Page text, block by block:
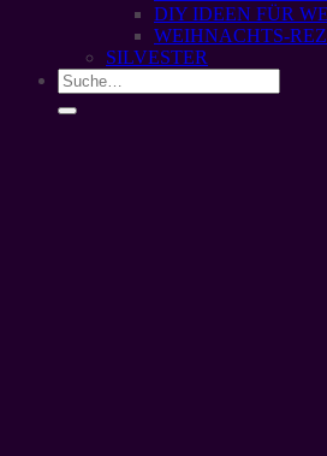
DIY IDEEN FÜR
WEIHNACHTS-
SILVESTER